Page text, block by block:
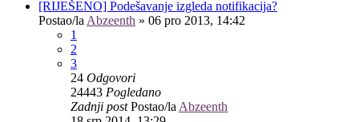
[RIJEŠENO] Podešavanje izgleda notifikacija?
Postao/la Abzeenth » 06 pro 2013, 14:42
1
2
3
24 Odgovori
24443 Pogledano
Zadnji postPostao/la Abzeenth